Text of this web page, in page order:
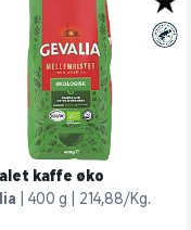
kaffe øko
400 g 214,88/Kg.